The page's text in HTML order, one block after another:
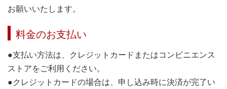
お願いいたします。
料金のお支払い
●支払い方法は、クレジットカードまたはコンビニエンス
ストアをご利用ください。
●クレジットカードの場合は、申し込み時に決済が完了い